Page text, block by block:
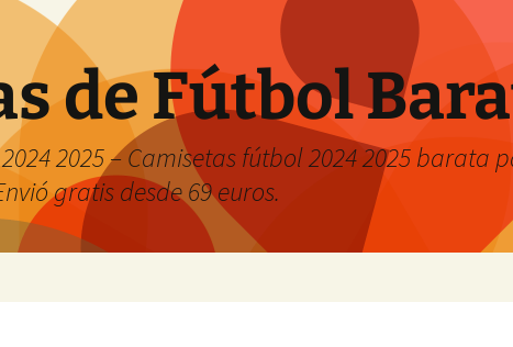
de Fútbol
2025 – Camisetas fútbol 2024 2025 barata
gratis desde 69 euros.